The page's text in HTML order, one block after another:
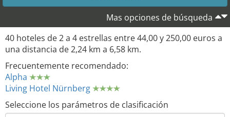
Mas opciones de búsqueda
40 hoteles de 2 a 4 estrellas entre 44,00 y 250,00 euros a
una distancia de 2,24 km a 6,58 km.
Frecuentemente recomendado:
Alpha
Living Hotel Nürnberg
Seleccione los parámetros de clasificación